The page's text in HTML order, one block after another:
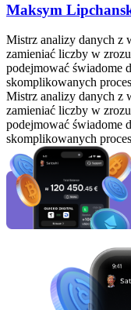
Maksym
Mistrz analizy danych z
zamieniać liczby w
podejmować świadome
skomplikowanych
Mistrz analizy danych z
zamieniać liczby w
podejmować świadome
skomplikowanych